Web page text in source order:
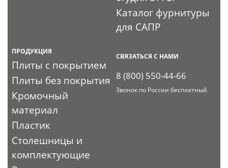
Каталог фурнитуры
для САПР
ПРОДУКЦИЯ
Плиты с покрытием
Плиты без покрытия
Кромочный
материал
Пластик
Столешницы и
комплектующие
СВЯЗАТЬСЯ С НАМИ
8 (800) 550-44-66
Звонок по России бесплатный